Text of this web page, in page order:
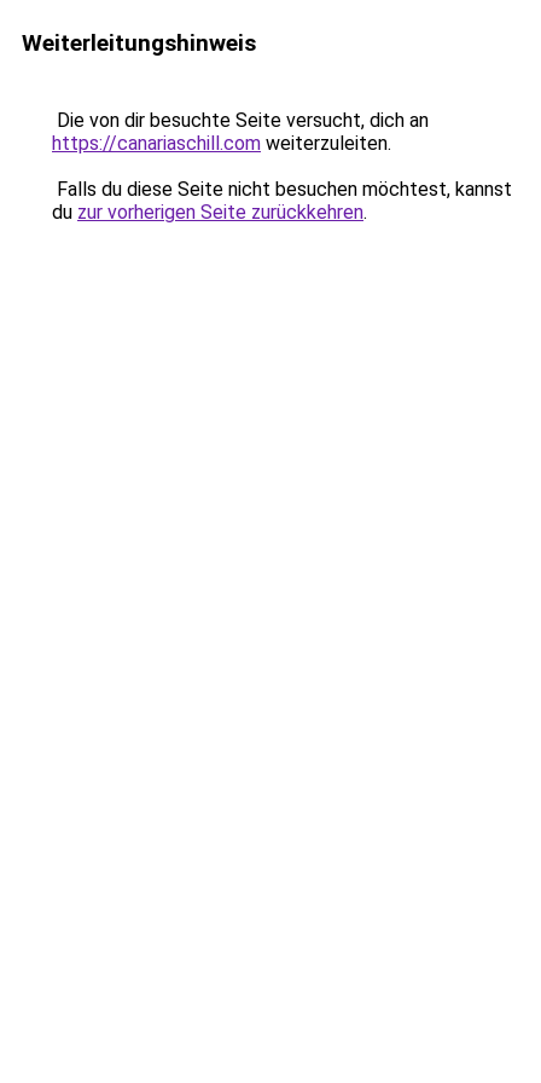
Weiterleitungshinweis
Die von dir besuchte Seite versucht, dich an
https://canariaschill.com weiterzuleiten.
Falls du diese Seite nicht besuchen möchtest, kannst
du zur vorherigen Seite zurückkehren.